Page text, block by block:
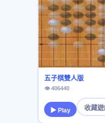
五子棋雙人版
👁 406440
▶ Play 收藏